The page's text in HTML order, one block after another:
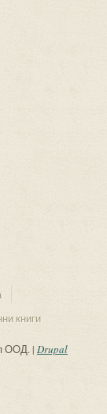
книги
ООД. | Drupal